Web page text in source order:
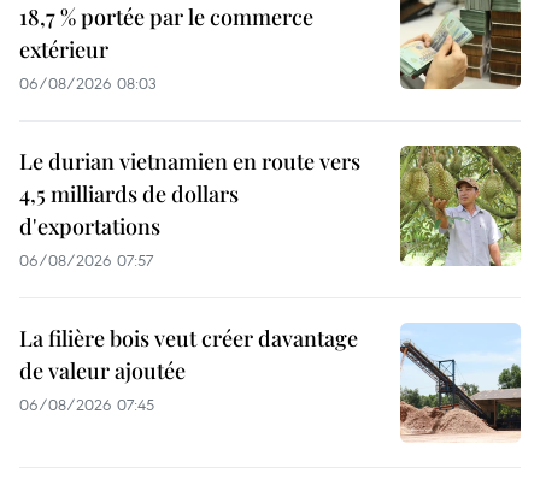
18,7 % portée par le commerce
extérieur
06/08/2026 08:03
Le durian vietnamien en route vers
4,5 milliards de dollars
d'exportations
06/08/2026 07:57
La filière bois veut créer davantage
de valeur ajoutée
06/08/2026 07:45